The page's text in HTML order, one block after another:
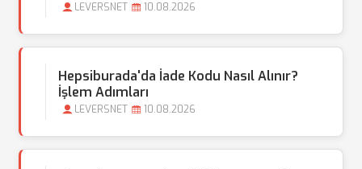
LEVERSNET 10.08.2026
Hepsiburada'da İade Kodu Nasıl Alınır?
İşlem Adımları
LEVERSNET 10.08.2026